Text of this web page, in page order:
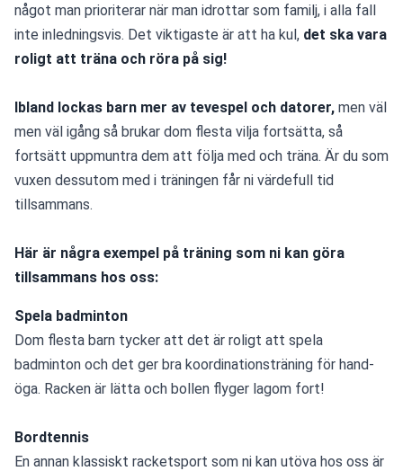
något man prioriterar när man idrottar som familj, i alla fall
inte inledningsvis. Det viktigaste är att ha kul, det ska vara
roligt att träna och röra på sig!
Ibland lockas barn mer av tevespel och datorer, men väl
men väl igång så brukar dom flesta vilja fortsätta, så
fortsätt uppmuntra dem att följa med och träna. Är du som
vuxen dessutom med i träningen får ni värdefull tid
tillsammans.
Här är några exempel på träning som ni kan göra
tillsammans hos oss:
Spela badminton
Dom flesta barn tycker att det är roligt att spela
badminton och det ger bra koordinationsträning för hand-
öga. Racken är lätta och bollen flyger lagom fort!
Bordtennis
En annan klassiskt racketsport som ni kan utöva hos oss är